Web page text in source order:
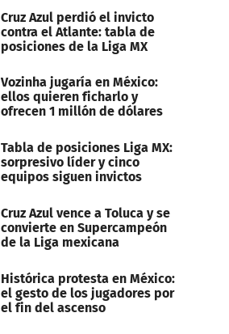
Cruz Azul perdió el invicto
contra el Atlante: tabla de
posiciones de la Liga MX
Vozinha jugaría en México:
ellos quieren ficharlo y
ofrecen 1 millón de dólares
Tabla de posiciones Liga MX:
sorpresivo líder y cinco
equipos siguen invictos
Cruz Azul vence a Toluca y se
convierte en Supercampeón
de la Liga mexicana
Histórica protesta en México:
el gesto de los jugadores por
el fin del ascenso